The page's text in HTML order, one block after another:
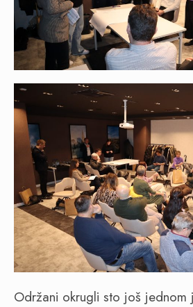
Održani okrugli sto još jednom